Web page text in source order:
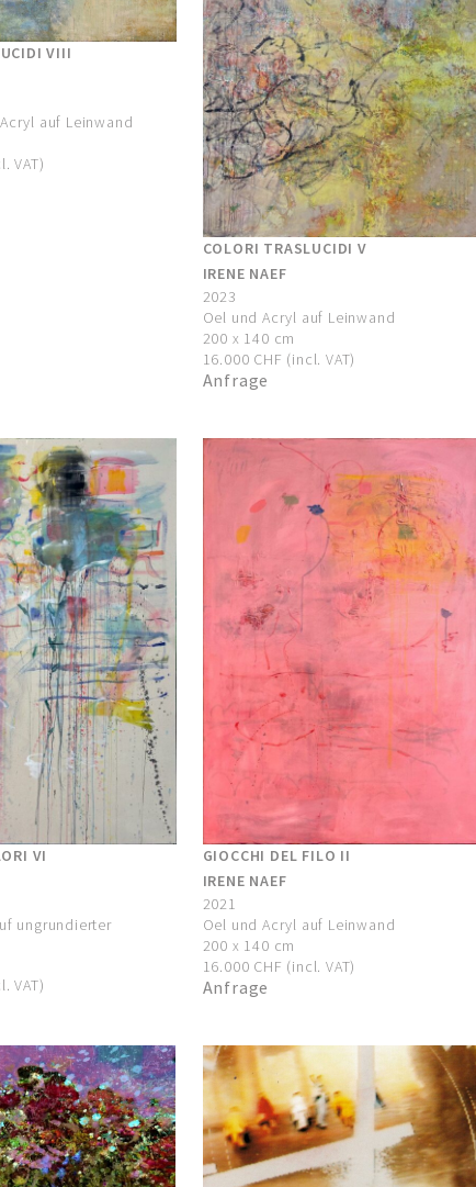
VIII
auf Leinwand
VAT)
COLORI TRASLUCIDI V
IRENE NAEF
2023
Oel und Acryl auf Leinwand
200 x 140 cm
16.000 CHF (incl. VAT)
Anfrage
VI
ungrundierter
VAT)
GIOCCHI DEL FILO II
IRENE NAEF
2021
Oel und Acryl auf Leinwand
200 x 140 cm
16.000 CHF (incl. VAT)
Anfrage